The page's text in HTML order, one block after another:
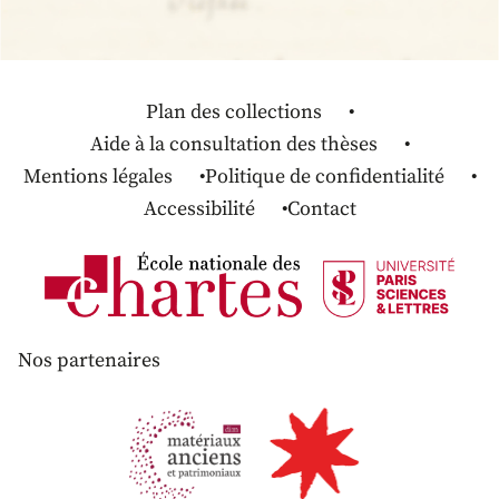
Plan des collections
Aide à la consultation des thèses
Mentions légales
Politique de confidentialité
Accessibilité
Contact
Nos partenaires